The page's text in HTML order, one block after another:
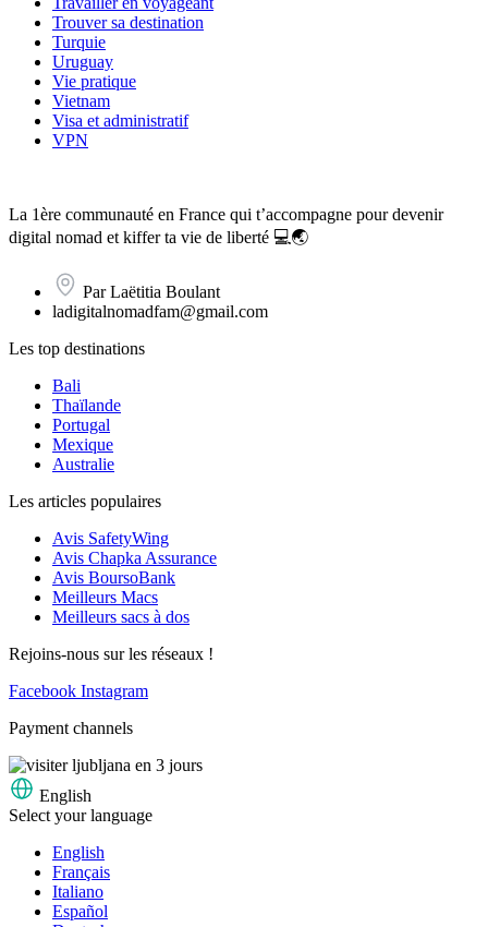
Trouver sa destination
Turquie
Uruguay
Vie pratique
Vietnam
Visa et administratif
VPN
La 1ère communauté en France qui t’accompagne pour devenir
digital nomad et kiffer ta vie de liberté 💻🌏
Par Laëtitia Boulant
ladigitalnomadfam@gmail.com
Les top destinations
Bali
Thaïlande
Portugal
Mexique
Australie
Les articles populaires
Avis SafetyWing
Avis Chapka Assurance
Avis BoursoBank
Meilleurs Macs
Meilleurs sacs à dos
Rejoins-nous sur les réseaux !
Facebook Instagram
Payment channels
English
Select your language
English
Français
Italiano
Español